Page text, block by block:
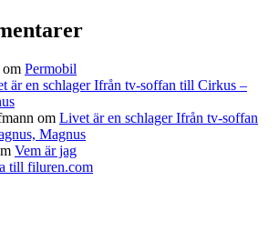
om Permobil
är en schlager Ifrån tv-soffan till Cirkus –
om Livet är en schlager Ifrån tv-soffan
Magnus
Vem är jag
till filuren.com